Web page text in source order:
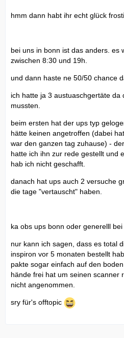
hmm dann habt ihr echt glück
bei uns in bonn ist das anders. es
zwischen 8:30 und 19h.
und dann haste ne 50/50 chance
ich hatte ja 3 austuaschgertäte da
mussten.
beim ersten hat der ups typ
hätte keinen angetroffen (dabei
war den ganzen tag zuhause) -
hatte ich ihn zur rede gestellt und
hab ich nicht geschafft.
danach hat ups auch 2 versuche
die tage "vertauscht" haben.
ka obs ups bonn oder generelll
nur kann ich sagen, dass es total
inspiron vor 5 monaten bestellt
pakte sogar einfach auf den
hände frei hat um seinen scanner
nicht angenommen.
sry für's offtopic